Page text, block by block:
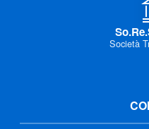
Società